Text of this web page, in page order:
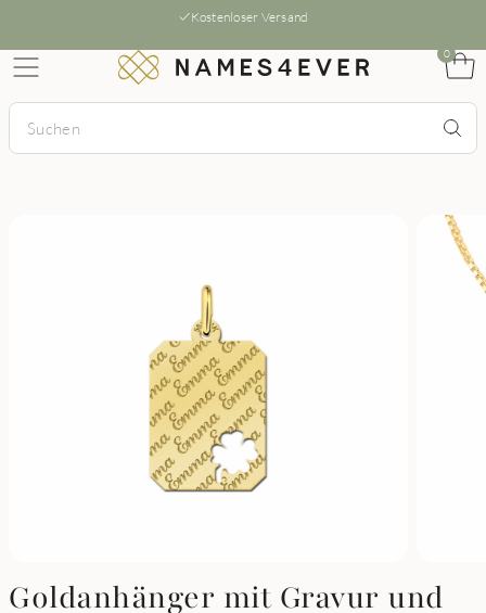
Kostenloser Versand
0
Goldanhänger mit Gravur und